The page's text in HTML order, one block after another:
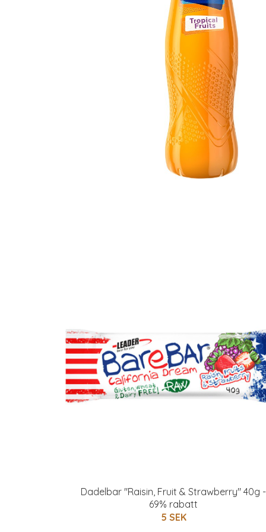
Dadelbar "Raisin, Fruit & Strawberry" 40g -
69% rabatt
5 SEK